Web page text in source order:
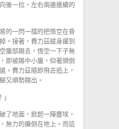
後一拉，左右兩邊連續的
的一閃一擋的把悟空在昏
。接著，費力茲縱身躍到
腹部踢去，悟空一下子無
即被踢中小腹，仰著頭倒
。費力茲隨即飛去追上，
又順勢踢出。
了地面，掀起一陣塵埃，
無力的癱倒在地上。而這